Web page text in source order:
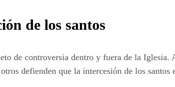
de los santos
de controversia dentro y fuera de la
defienden que la intercesión de los santos